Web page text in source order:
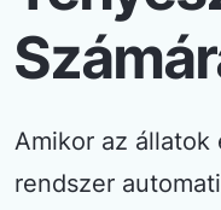
Amikor az
rendszer